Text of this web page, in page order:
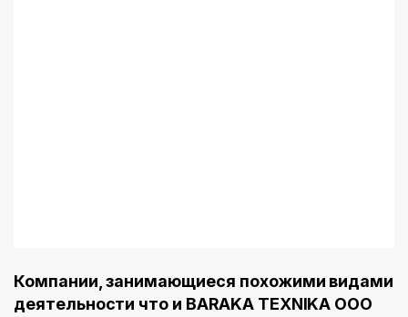
Компании, занимающиеся похожими видами
деятельности что и BARAKA TEXNIKA ООО